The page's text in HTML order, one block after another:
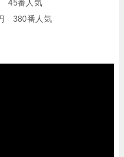
45番人気
380番人気